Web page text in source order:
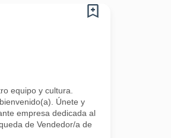
equipo y cultura.
Únete y
empresa dedicada al
de Vendedor/a de